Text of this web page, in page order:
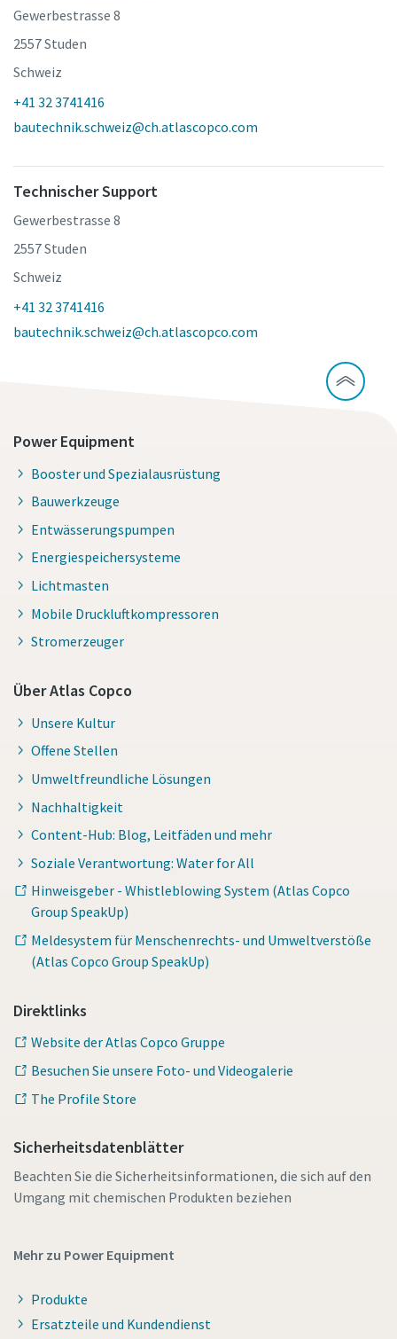
Gewerbestrasse 8
2557 Studen
Schweiz
+41 32 3741416
bautechnik.schweiz@ch.atlascopco.com
Technischer Support
Gewerbestrasse 8
2557 Studen
Schweiz
+41 32 3741416
bautechnik.schweiz@ch.atlascopco.com
Power Equipment
Booster und Spezialausrüstung
Bauwerkzeuge
Entwässerungspumpen
Energiespeichersysteme
Lichtmasten
Mobile Druckluftkompressoren
Stromerzeuger
Über Atlas Copco
Unsere Kultur
Offene Stellen
Umweltfreundliche Lösungen
Nachhaltigkeit
Content-Hub: Blog, Leitfäden und mehr
Soziale Verantwortung: Water for All
Hinweisgeber - Whistleblowing System (Atlas Copco
Group SpeakUp)
Meldesystem für Menschenrechts- und Umweltverstöße
(Atlas Copco Group SpeakUp)
Direktlinks
Website der Atlas Copco Gruppe
Besuchen Sie unsere Foto- und Videogalerie
The Profile Store
Sicherheitsdatenblätter
Beachten Sie die Sicherheitsinformationen, die sich auf den
Umgang mit chemischen Produkten beziehen
Mehr zu Power Equipment
Produkte
Ersatzteile und Kundendienst